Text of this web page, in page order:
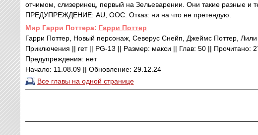
отчимом, слизеринец, первый на Зельеварении. Они такие разные и
ПРЕДУПРЕЖДЕНИЕ: AU, OOC. Отказ: ни на что не претендую.
Mир Гарри Поттера: Гарри Поттер
Гарри Поттер, Новый персонаж, Северус Снейп, Джеймс Поттер,
Приключения || гет || PG-13 || Размер: макси || Глав: 50 || Прочитано:
Предупреждения: нет
Начало: 11.08.09 || Обновление: 29.12.24
Все главы на одной странице